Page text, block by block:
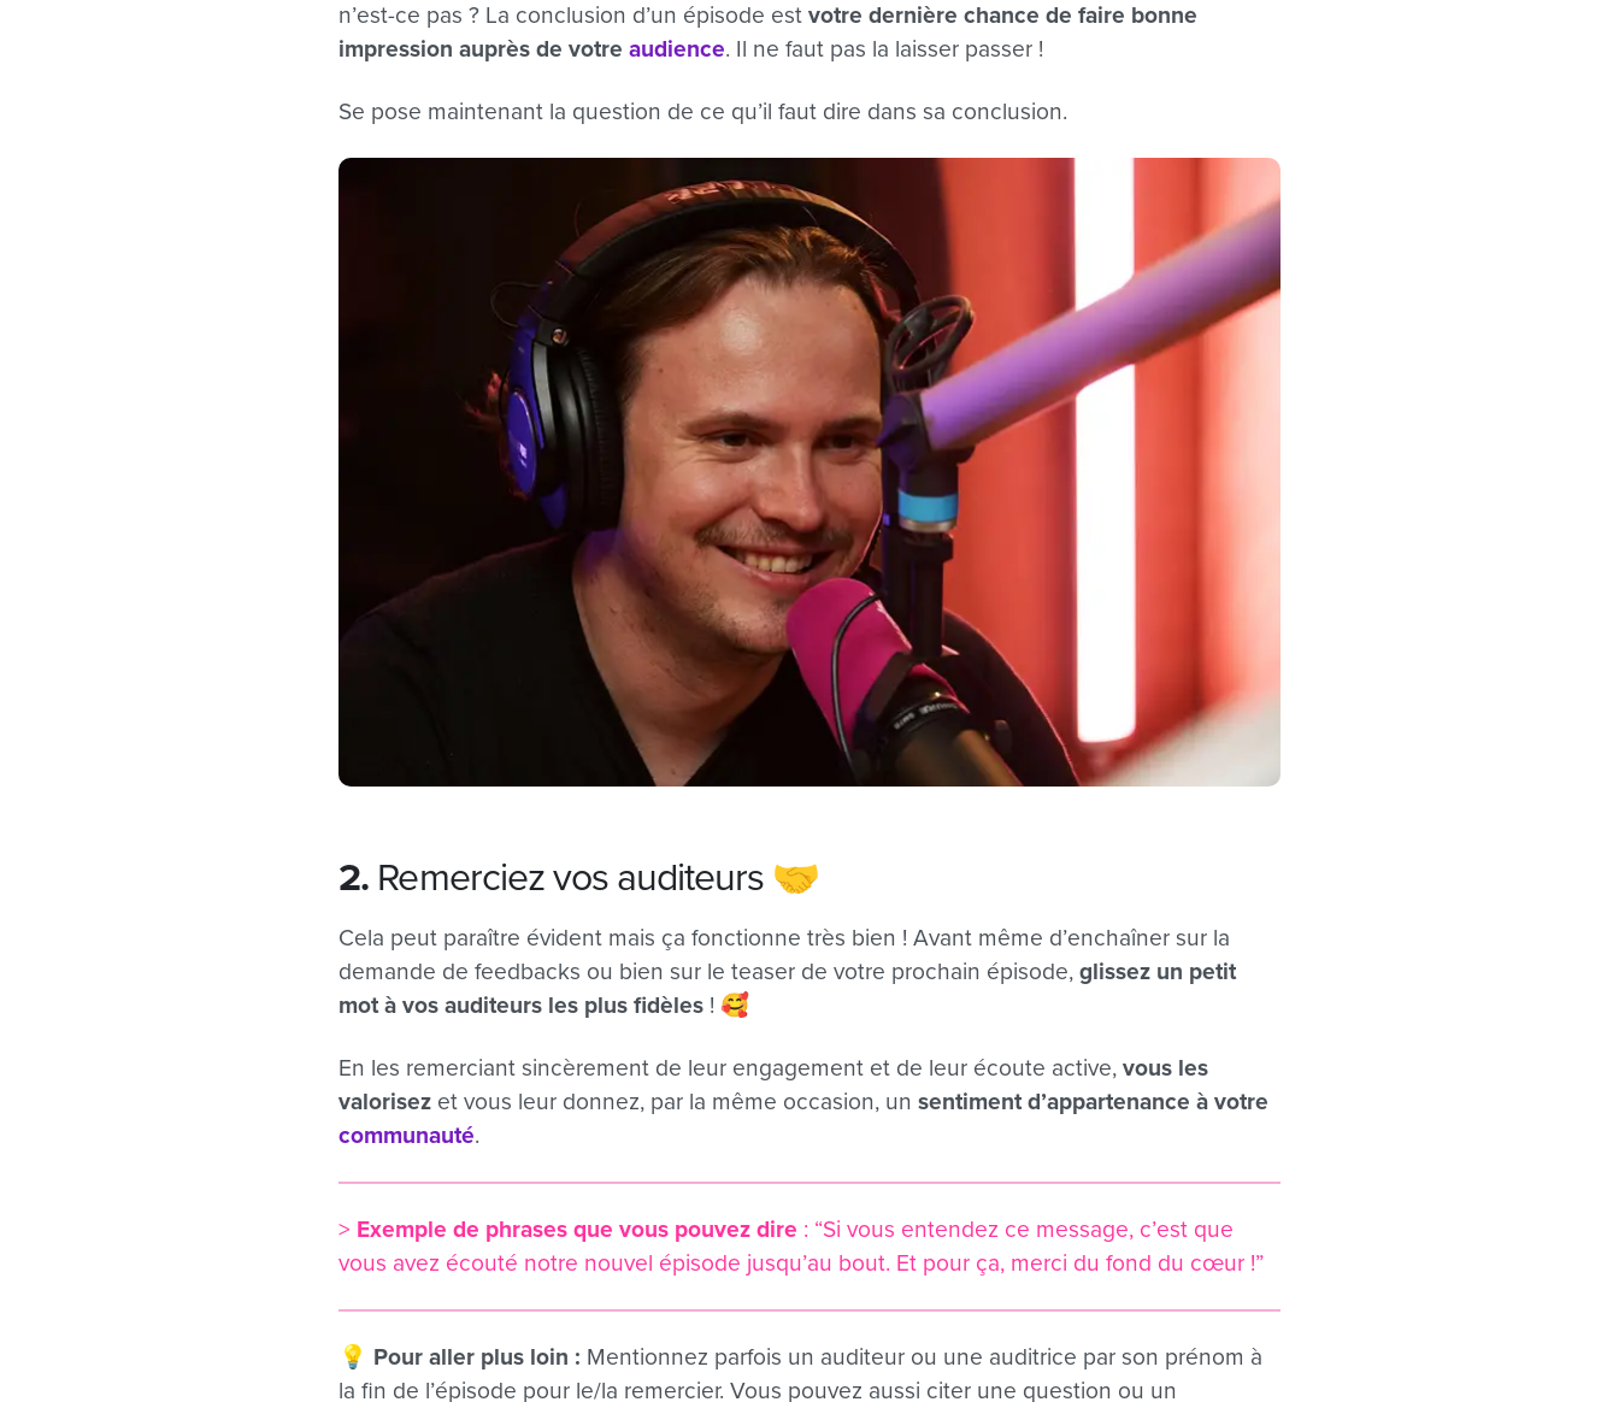
n’est-ce pas ? La conclusion d’un épisode estvotre dernière chance de faire bonne
impression auprès de votreaudience. Il ne faut pas la laisser passer !
Se pose maintenant la question de ce qu’il faut dire dans sa conclusion.
2. Remerciez vos auditeurs 🤝
Cela peut paraître évident mais ça fonctionne très bien ! Avant même d’enchaîner sur la
demande de feedbacks ou bien sur le teaser de votre prochain épisode,glissez un petit
mot à vos auditeurs les plus fidèles !🥰
En les remerciant sincèrement de leur engagement et de leur écoute active,vous les
valorisez et vous leur donnez, par la même occasion, unsentiment d’appartenance à votre
communauté.
> Exemple de phrases que vous pouvez dire : “Si vous entendez ce message, c’est que
vous avez écouté notre nouvel épisode jusqu’au bout. Et pour ça, merci du fond du cœur !”
💡 Pour aller plus loin : Mentionnez parfois un auditeur ou une auditrice par son prénom à
la fin de l’épisode pour le/la remercier. Vous pouvez aussi citer une question ou un